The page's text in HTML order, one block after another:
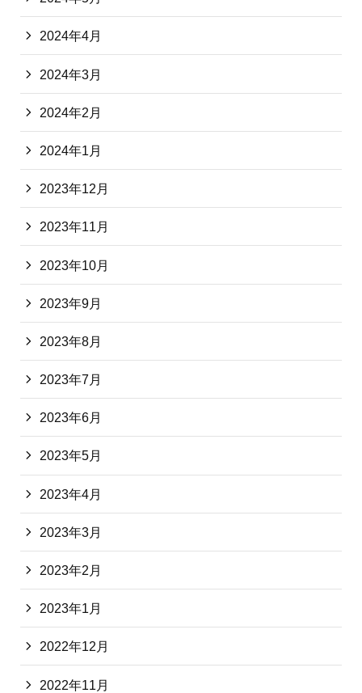
2024年4月
2024年3月
2024年2月
2024年1月
2023年12月
2023年11月
2023年10月
2023年9月
2023年8月
2023年7月
2023年6月
2023年5月
2023年4月
2023年3月
2023年2月
2023年1月
2022年12月
2022年11月